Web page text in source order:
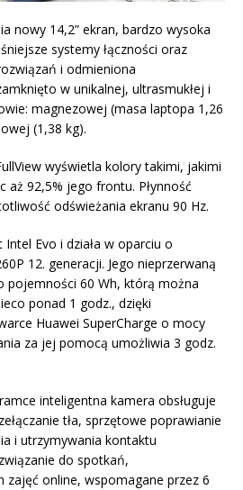
nowy 14,2” ekran, bardzo wysoka
systemy łączności oraz
i odmieniona
w unikalnej, ultrasmukłej i
magnezowej (masa laptopa 1,26
(1,38 kg).
wyświetla kolory takimi, jakimi
aż 92,5% jego frontu. Płynność
odświeżania ekranu 90 Hz.
Evo i działa w oparciu o
12. generacji. Jego nieprzerwaną
pojemności 60 Wh, którą można
ponad 1 godz., dzięki
Huawei SuperCharge o mocy
za jej pomocą umożliwia 3 godz.
inteligentna kamera obsługuje
tła, sprzętowe poprawianie
i utrzymywania kontaktu
do spotkań,
zajęć online, wspomagane przez 6